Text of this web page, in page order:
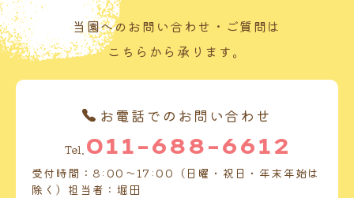
当園へのお問い合わせ・ご質問は
こちらから承ります。
お電話でのお問い合わせ
Tel. 011-688-6612
受付時間：8:00～17:00（日曜・祝日・年末年始は
除く）担当者：堀田